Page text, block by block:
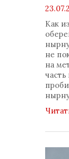
Как
не
на